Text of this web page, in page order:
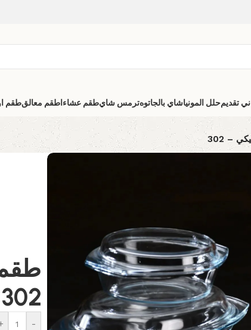
تقديمحلل المونياشاي بالجاتوهترمس شايطقم عشاء اطقم معالقطقم
302
-